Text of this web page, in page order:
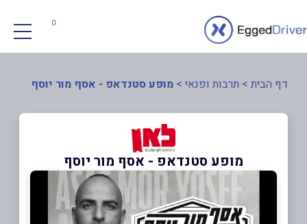
0
דף הבית > תרבות ופנאי > מופע סטנדאפ - אסף מור יוסף
מופע סטנדאפ - אסף מור יוסף